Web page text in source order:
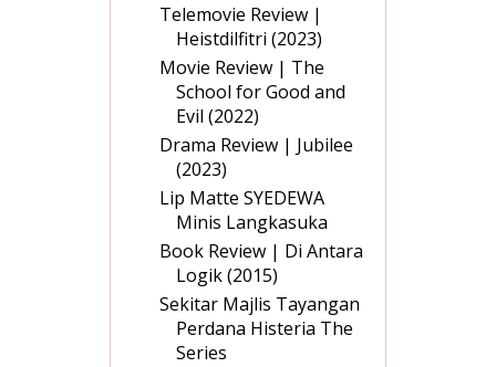
Telemovie Review |
Heistdilfitri (2023)
Movie Review | The
School for Good and
Evil (2022)
Drama Review | Jubilee
(2023)
Lip Matte SYEDEWA
Minis Langkasuka
Book Review | Di Antara
Logik (2015)
Sekitar Majlis Tayangan
Perdana Histeria The
Series